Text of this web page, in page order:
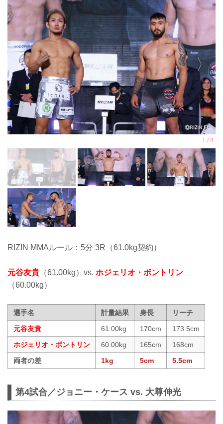
RIZIN MMAルール：5分 3R（61.0kg契約）
元谷友貴 （61.00kg）vs. ホジェリオ・ボントリン
（60.00kg）
選手名 計量結果 身長
リーチ
元谷友貴
61.00kg 170cm
173.5cm
ホジェリオ・ボントリン
60.00kg 165cm
168cm
両者の差
1kg 5cm 5.5cm
第4試合／ジョニー・ケース vs. 大尊伸光